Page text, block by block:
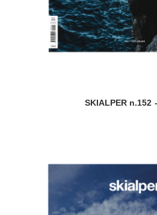
SKIALPER n.152